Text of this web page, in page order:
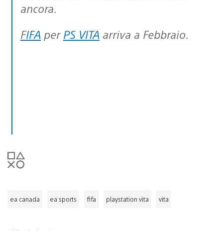
ancora.
FIFA per PS VITA arriva a Febbraio.
ea canada ea sports fifa playstation vita vita